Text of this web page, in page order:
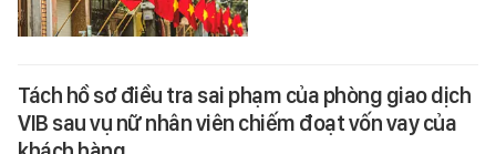
Tách hồ sơ điều tra sai phạm của phòng giao dịch
VIB sau vụ nữ nhân viên chiếm đoạt vốn vay của